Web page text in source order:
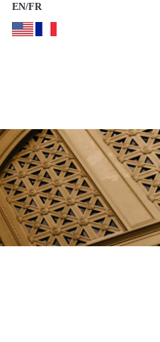
EN/FR